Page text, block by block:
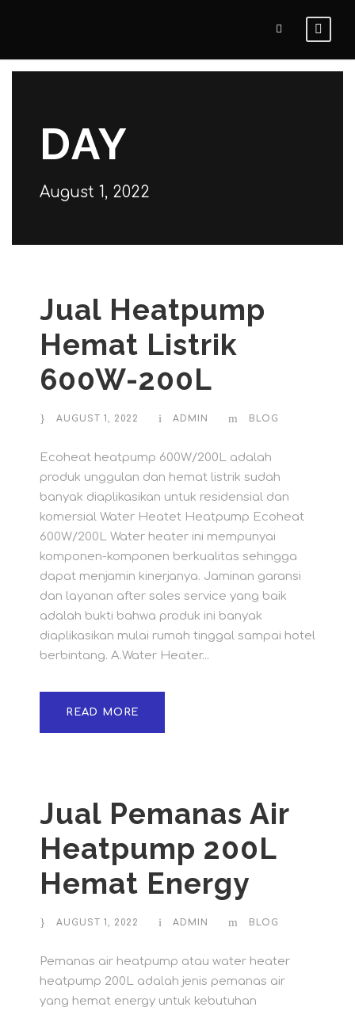
DAY
August 1, 2022
Jual Heatpump
Hemat Listrik
600W-200L
AUGUST 1, 2022 ADMIN BLOG
Ecoheat heatpump 600W/200L adalah
produk unggulan dan hemat listrik sudah
banyak diaplikasikan untuk residensial dan
komersial Water Heatet Heatpump Ecoheat
600W/200L Water heater ini mempunyai
komponen-komponen berkualitas sehingga
dapat menjamin kinerjanya. Jaminan garansi
dan layanan after sales service yang baik
adalah bukti bahwa produk ini banyak
diaplikasikan mulai rumah tinggal sampai hotel
berbintang. A.Water Heater...
READ MORE
Jual Pemanas Air
Heatpump 200L
Hemat Energy
AUGUST 1, 2022 ADMIN BLOG
Pemanas air heatpump atau water heater
heatpump 200L adalah jenis pemanas air
yang hemat energy untuk kebutuhan